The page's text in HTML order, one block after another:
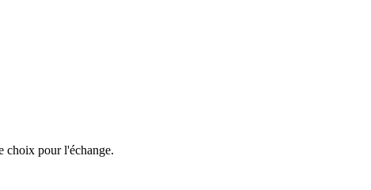
choix pour l'échange.